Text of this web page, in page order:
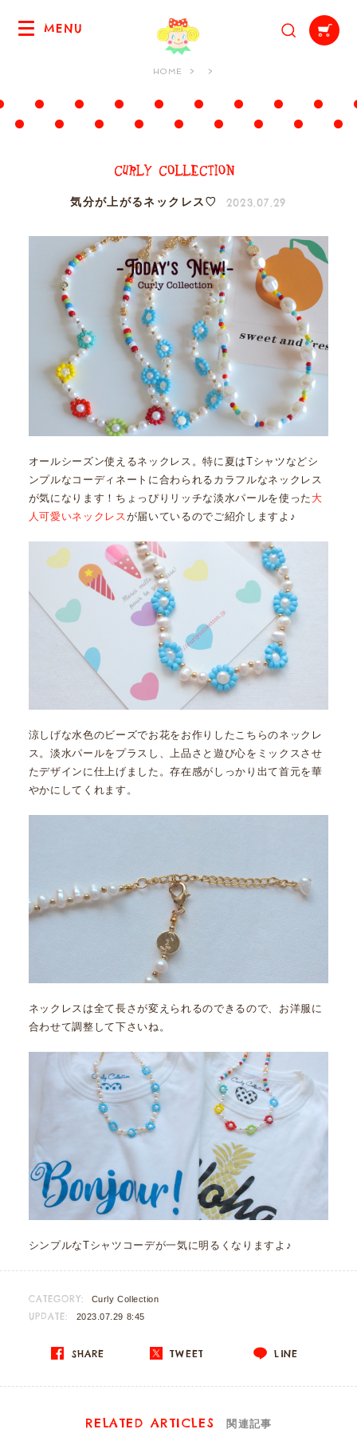
MENU
HOME
気分が上がるネックレス♡ 2023.07.29
オールシーズン使えるネックレス。特に夏はTシャツなどシ
ンプルなコーディネートに合わられるカラフルなネックレス
が気になります！ちょっぴりリッチな淡水パールを使った 大
人可愛いネックレス が届いているのでご紹介しますよ♪
涼しげな水色のビーズでお花をお作りしたこちらのネックレ
ス。淡水パールをプラスし、上品さと遊び心をミックスさせ
たデザインに仕上げました。存在感がしっかり出て首元を華
やかにしてくれます。
ネックレスは全て長さが変えられるのできるので、お洋服に
合わせて調整して下さいね。
シンプルなTシャツコーデが一気に明るくなりますよ♪
CATEGORY: Curly Collection
UPDATE: 2023.07.29 8:45
SHARE TWEET LINE
RELATED ARTICLES 関連記事